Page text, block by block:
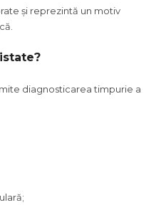
și reprezintă un motiv
diagnosticarea timpurie a